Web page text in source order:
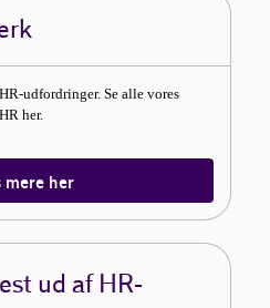
udfordringer. Se alle vores
her.
mere her
ud af HR-